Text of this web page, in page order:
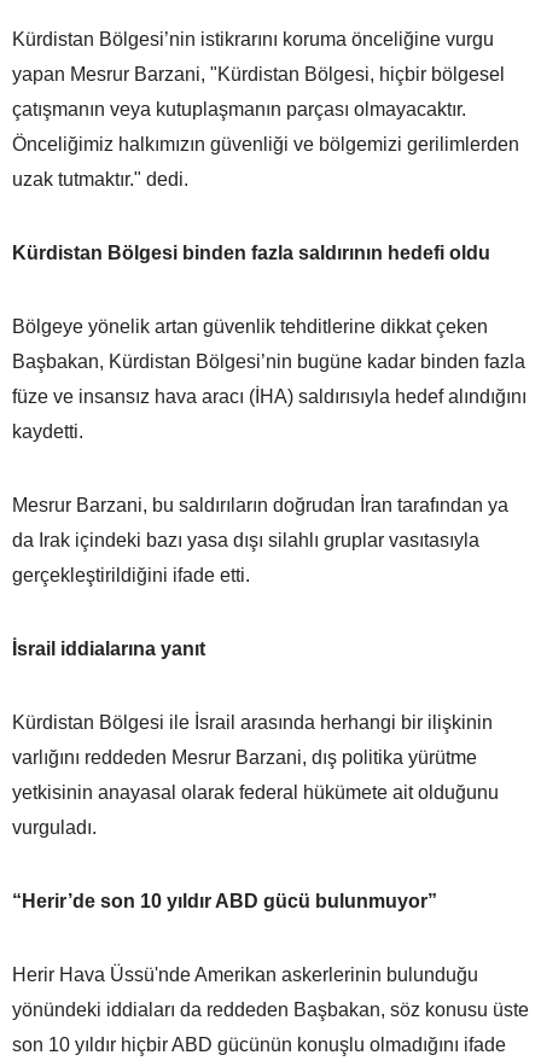
Kürdistan Bölgesi’nin istikrarını koruma önceliğine vurgu
yapan Mesrur Barzani, "Kürdistan Bölgesi, hiçbir bölgesel
çatışmanın veya kutuplaşmanın parçası olmayacaktır.
Önceliğimiz halkımızın güvenliği ve bölgemizi gerilimlerden
uzak tutmaktır." dedi.
Kürdistan Bölgesi binden fazla saldırının hedefi oldu
Bölgeye yönelik artan güvenlik tehditlerine dikkat çeken
Başbakan, Kürdistan Bölgesi’nin bugüne kadar binden fazla
füze ve insansız hava aracı (İHA) saldırısıyla hedef alındığını
kaydetti.
Mesrur Barzani, bu saldırıların doğrudan İran tarafından ya
da Irak içindeki bazı yasa dışı silahlı gruplar vasıtasıyla
gerçekleştirildiğini ifade etti.
İsrail iddialarına yanıt
Kürdistan Bölgesi ile İsrail arasında herhangi bir ilişkinin
varlığını reddeden Mesrur Barzani, dış politika yürütme
yetkisinin anayasal olarak federal hükümete ait olduğunu
vurguladı.
“Herir’de son 10 yıldır ABD gücü bulunmuyor”
Herir Hava Üssü'nde Amerikan askerlerinin bulunduğu
yönündeki iddiaları da reddeden Başbakan, söz konusu üste
son 10 yıldır hiçbir ABD gücünün konuşlu olmadığını ifade